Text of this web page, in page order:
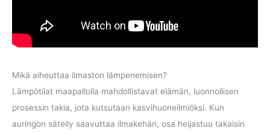
Mikä aiheuttaa ilmaston lämpenemisen?
Lämpötilat maapallolla mahdollistavat elämän, luonnollisen
prosessin takia, jota kutsutaan kasvihuoneilmiöksi. Kun
auringon säteily saavuttaa ilmakehän, osa heijastuu takaisin